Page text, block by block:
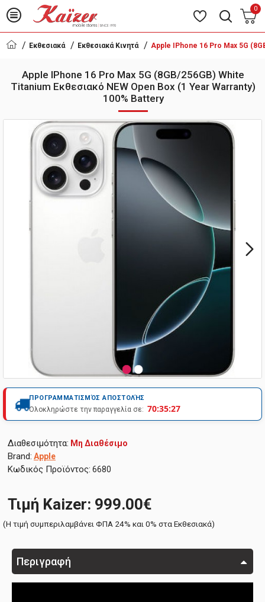
0
Εκθεσιακά Εκθεσιακά Κινητά Apple IPhone 16 Pro Max 5G
Apple IPhone 16 Pro Max 5G (8GB/256GB) White
Titanium Εκθεσιακό NEW Open Box (1 Year Warranty)
100% Battery
ΠΡΟΓΡΑΜΜΑΤΙΣΜΌΣ ΑΠΟΣΤΟΛΉΣ
Ολοκληρώστε την παραγγελία σε: 70:35:26
Διαθεσιμότητα: Μη Διαθέσιμο
Brand: Apple
Κωδικός Προϊόντος: 6680
Τιμή Kaizer: 999.00€
(H τιμή συμπεριλαμβάνει ΦΠΑ 24% και 0% στα Εκθεσιακά)
Περιγραφή